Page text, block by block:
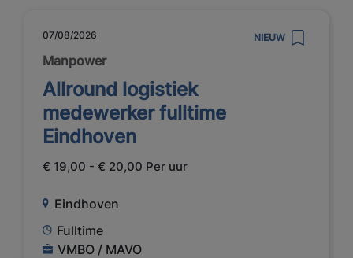
07/08/2026 NIEUW
Manpower
Allround logistiek
medewerker fulltime
Eindhoven
€ 19,00 - € 20,00 Per uur
Eindhoven
Fulltime
VMBO / MAVO